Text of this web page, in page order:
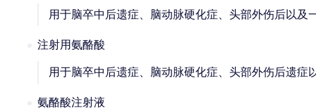
用于脑卒中后遗症、脑动脉硬化症、头部外伤后以
注射用氨酪酸
用于脑卒中后遗症、脑动脉硬化症、头部外伤后遗
氨酪酸注射液